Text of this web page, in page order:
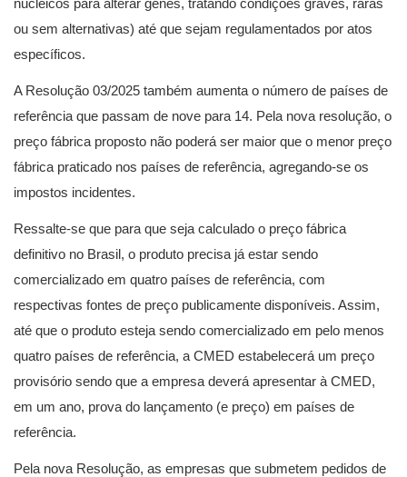
nucleicos para alterar genes, tratando condições graves, raras
ou sem alternativas) até que sejam regulamentados por atos
específicos.
A Resolução 03/2025 também aumenta o número de países de
referência que passam de nove para 14. Pela nova resolução, o
preço fábrica proposto não poderá ser maior que o menor preço
fábrica praticado nos países de referência, agregando-se os
impostos incidentes.
Ressalte-se que para que seja calculado o preço fábrica
definitivo no Brasil, o produto precisa já estar sendo
comercializado em quatro países de referência, com
respectivas fontes de preço publicamente disponíveis. Assim,
até que o produto esteja sendo comercializado em pelo menos
quatro países de referência, a CMED estabelecerá um preço
provisório sendo que a empresa deverá apresentar à CMED,
em um ano, prova do lançamento (e preço) em países de
referência.
Pela nova Resolução, as empresas que submetem pedidos de